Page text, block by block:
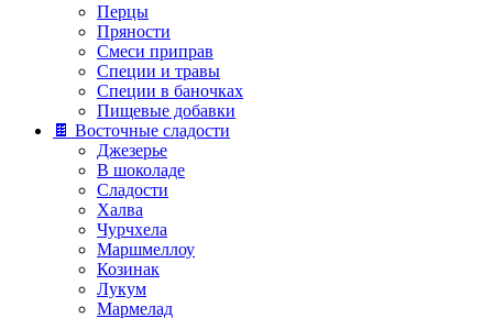
Перцы
Пряности
Смеси приправ
Специи и травы
Специи в баночках
Пищевые добавки
🍫 Восточные сладости
Джезерье
В шоколаде
Сладости
Халва
Чурчхела
Маршмеллоу
Козинак
Лукум
Мармелад